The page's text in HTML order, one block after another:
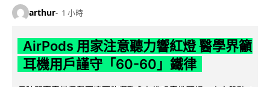
arthur 1 小時
AirPods 用家注意聽力響紅燈 醫學界籲
耳機用戶謹守「60-60」鐵律